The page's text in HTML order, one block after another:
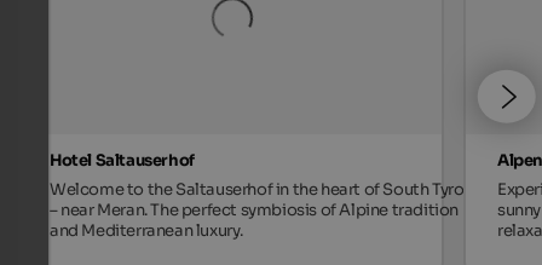
Hotel Saltauserhof
Welcome to the Saltauserhof in the heart of South Tyrol
– near Meran. The perfect symbiosis of Alpine tradition
and Mediterranean luxury.